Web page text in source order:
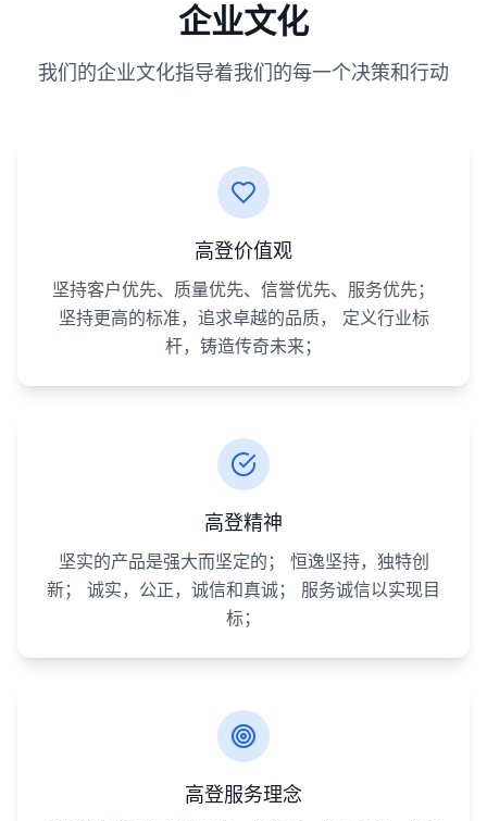
企业文化
我们的企业文化指导着我们的每一个决策和行动
高登价值观
坚持客户优先、质量优先、信誉优先、服务优先；
坚持更高的标准，追求卓越的品质， 定义行业标
杆，铸造传奇未来；
高登精神
坚实的产品是强大而坚定的； 恒逸坚持，独特创
新； 诚实，公正，诚信和真诚； 服务诚信以实现目
标；
高登服务理念